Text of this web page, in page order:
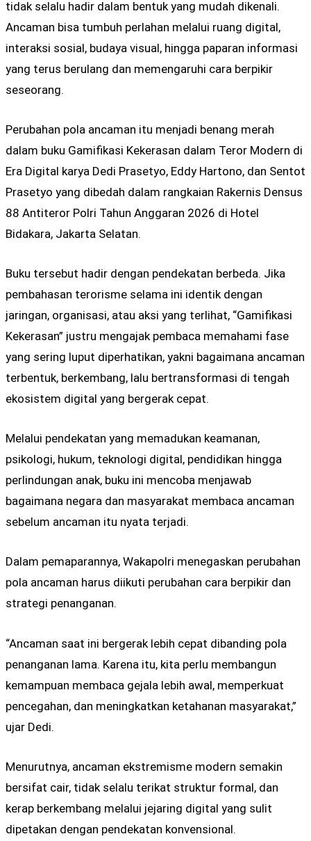
tidak selalu hadir dalam bentuk yang mudah dikenali.
Ancaman bisa tumbuh perlahan melalui ruang digital,
interaksi sosial, budaya visual, hingga paparan informasi
yang terus berulang dan memengaruhi cara berpikir
seseorang.
Perubahan pola ancaman itu menjadi benang merah
dalam buku Gamifikasi Kekerasan dalam Teror Modern di
Era Digital karya Dedi Prasetyo, Eddy Hartono, dan Sentot
Prasetyo yang dibedah dalam rangkaian Rakernis Densus
88 Antiteror Polri Tahun Anggaran 2026 di Hotel
Bidakara, Jakarta Selatan.
Buku tersebut hadir dengan pendekatan berbeda. Jika
pembahasan terorisme selama ini identik dengan
jaringan, organisasi, atau aksi yang terlihat, “Gamifikasi
Kekerasan” justru mengajak pembaca memahami fase
yang sering luput diperhatikan, yakni bagaimana ancaman
terbentuk, berkembang, lalu bertransformasi di tengah
ekosistem digital yang bergerak cepat.
Melalui pendekatan yang memadukan keamanan,
psikologi, hukum, teknologi digital, pendidikan hingga
perlindungan anak, buku ini mencoba menjawab
bagaimana negara dan masyarakat membaca ancaman
sebelum ancaman itu nyata terjadi.
Dalam pemaparannya, Wakapolri menegaskan perubahan
pola ancaman harus diikuti perubahan cara berpikir dan
strategi penanganan.
“Ancaman saat ini bergerak lebih cepat dibanding pola
penanganan lama. Karena itu, kita perlu membangun
kemampuan membaca gejala lebih awal, memperkuat
pencegahan, dan meningkatkan ketahanan masyarakat,”
ujar Dedi.
Menurutnya, ancaman ekstremisme modern semakin
bersifat cair, tidak selalu terikat struktur formal, dan
kerap berkembang melalui jejaring digital yang sulit
dipetakan dengan pendekatan konvensional.